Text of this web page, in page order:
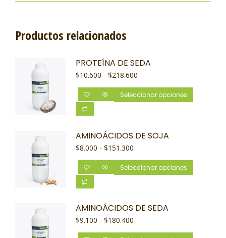
Productos relacionados
PROTEÍNA DE SEDA
$10.600 - $218.600
Seleccionar opciones
AMINOÁCIDOS DE SOJA
$8.000 - $151.300
Seleccionar opciones
AMINOÁCIDOS DE SEDA
$9.100 - $180.400